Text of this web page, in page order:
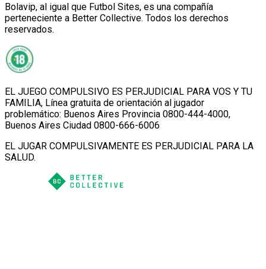
Bolavip, al igual que Futbol Sites, es una compañía
perteneciente a Better Collective. Todos los derechos
reservados.
EL JUEGO COMPULSIVO ES PERJUDICIAL PARA VOS Y TU
FAMILIA, Línea gratuita de orientación al jugador
problemático: Buenos Aires Provincia 0800-444-4000,
Buenos Aires Ciudad 0800-666-6006
EL JUGAR COMPULSIVAMENTE ES PERJUDICIAL PARA LA
SALUD.